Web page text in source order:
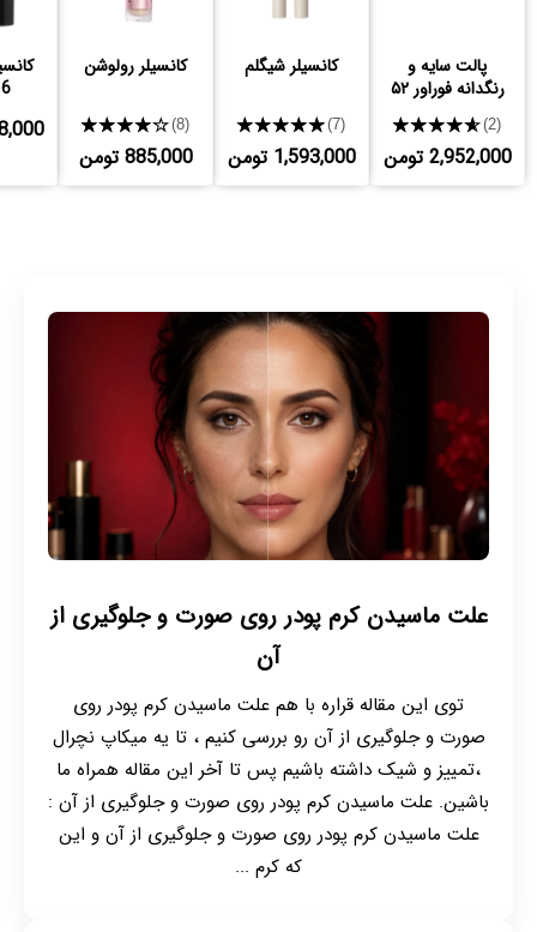
پالت سایه و
رنگدانه فوراور ۵۲
★★★★★(2)
2,952,000 تومن
کانسیلر شیگلم
★★★★★(7)
1,593,000 تومن
کانسیلر رولوشن
★★★★★(8)
885,000 تومن
16
علت ماسیدن کرم پودر روی صورت و جلوگیری از
آن
توی این مقاله قراره با هم علت ماسیدن کرم پودر روی
صورت و جلوگیری از آن رو بررسی کنیم ، تا یه میکاپ نچرال
،تمییز و شیک داشته باشیم پس تا آخر این مقاله همراه ما
باشین. علت ماسیدن کرم پودر روی صورت و جلوگیری از آن :
علت ماسیدن کرم پودر روی صورت و جلوگیری از آن و این
که کرم ...